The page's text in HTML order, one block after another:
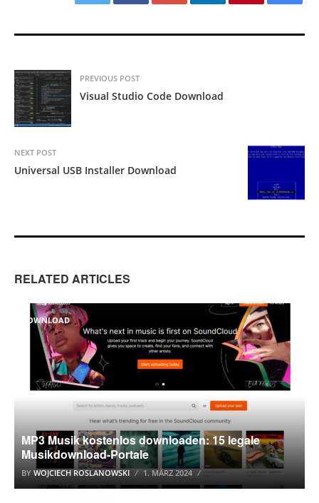
PREVIOUS POST
Visual Studio Code Download
NEXT POST
Universal USB Installer Download
RELATED ARTICLES
DOWNLOAD
MP3 Musik kostenlos downloaden: 15 legale
Musikdownload-Portale
BY WOJCIECH ROSLANOWSKI 1. MÄRZ 2024